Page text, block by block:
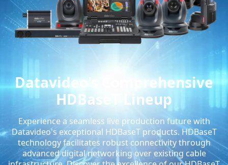
Datavideo's Comprehensive
HDBaseT Lineup
Experience a seamless live production future with
Datavideo's exceptional HDBaseT products. HDBaseT
technology facilitates robust connectivity through
advanced digital networking over existing cable